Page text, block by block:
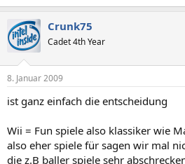
Crunk75
Cadet 4th Year
8. Januar 2009
ist ganz einfach die entscheidung
Wii = Fun spiele also klassiker wie
also eher spiele für sagen wir mal
die z.B baller spiele sehr